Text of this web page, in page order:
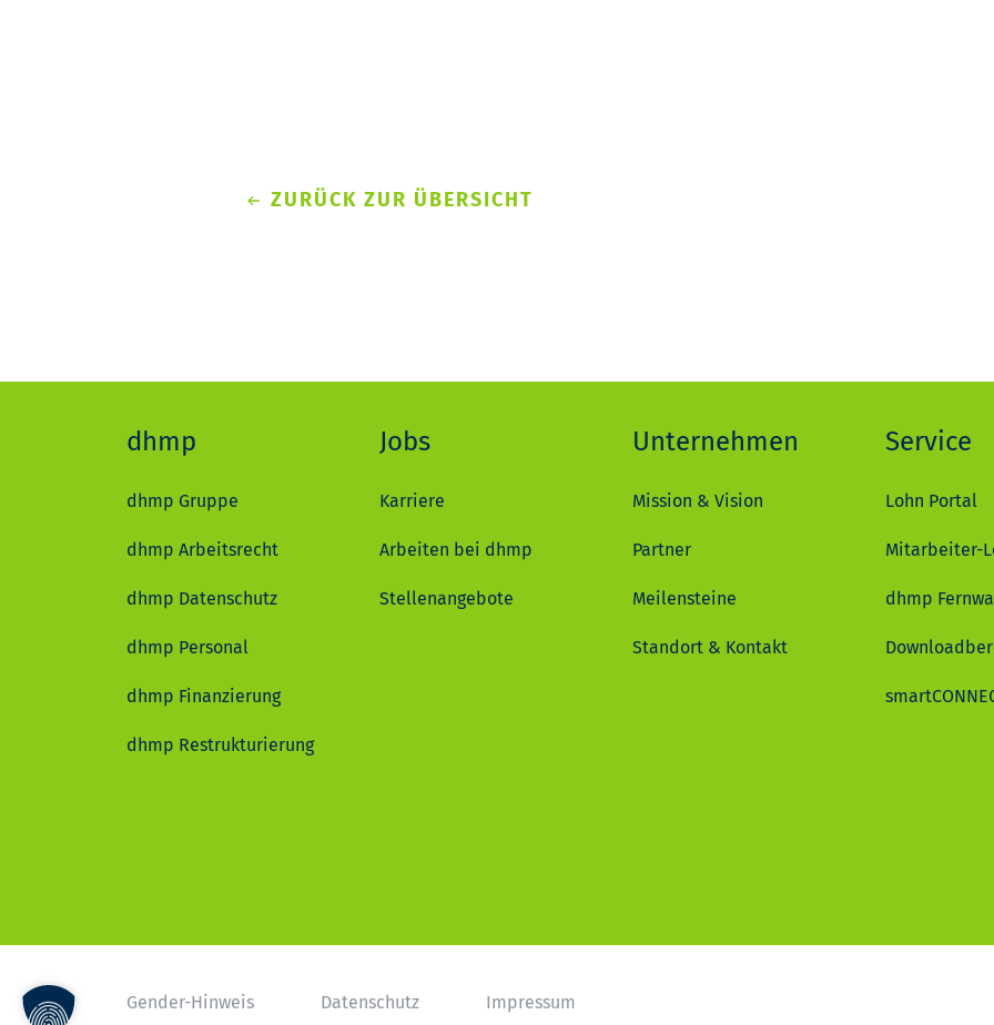
ZURÜCK ZUR ÜBERSICHT
dhmp
dhmp Gruppe
dhmp Arbeitsrecht
dhmp Datenschutz
dhmp Personal
dhmp Finanzierung
dhmp Restrukturierung
Jobs
Karriere
Arbeiten bei dhmp
Stellenangebote
Unternehmen
Mission & Vision
Partner
Meilensteine
Standort & Kontakt
Service
Lohn Portal
Mitarbeiter-
dhmp
Gender-Hinweis Datenschutz Impressum